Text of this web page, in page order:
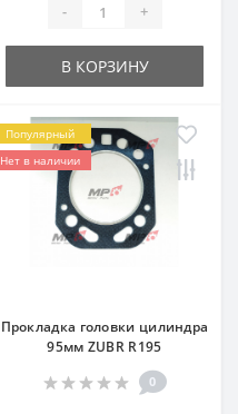
- +
В КОРЗИНУ
Популярный
Нет в наличии
Прокладка головки цилиндра
95мм ZUBR R195
0